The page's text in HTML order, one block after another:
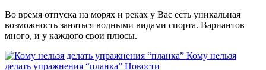
Во время отпуска на морях и реках у Вас есть уникальная
возможность заняться водными видами спорта. Вариантов
много, и у каждого свои плюсы.
Кому нельзя
делать упражнения “планка” Новости